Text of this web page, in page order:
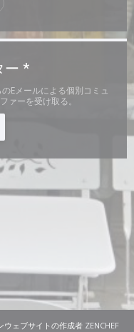
((新しいウィンドウで開
((新しいウィン
ー *
Eメールによる個別コミュ
ァーを受け取る。
ェブサイトの作成者 ZENCHEF((新